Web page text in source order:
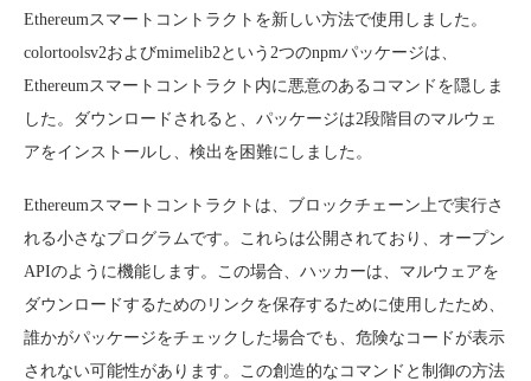
Ethereumスマートコントラクトを新しい方法で使用しました。
colortoolsv2およびmimelib2という2つのnpmパッケージは、
Ethereumスマートコントラクト内に悪意のあるコマンドを隠しま
した。ダウンロードされると、パッケージは2段階目のマルウェ
アをインストールし、検出を困難にしました。
Ethereumスマートコントラクトは、ブロックチェーン上で実行さ
れる小さなプログラムです。これらは公開されており、オープン
APIのように機能します。この場合、ハッカーは、マルウェアを
ダウンロードするためのリンクを保存するために使用したため、
誰かがパッケージをチェックした場合でも、危険なコードが表示
されない可能性があります。この創造的なコマンドと制御の方法